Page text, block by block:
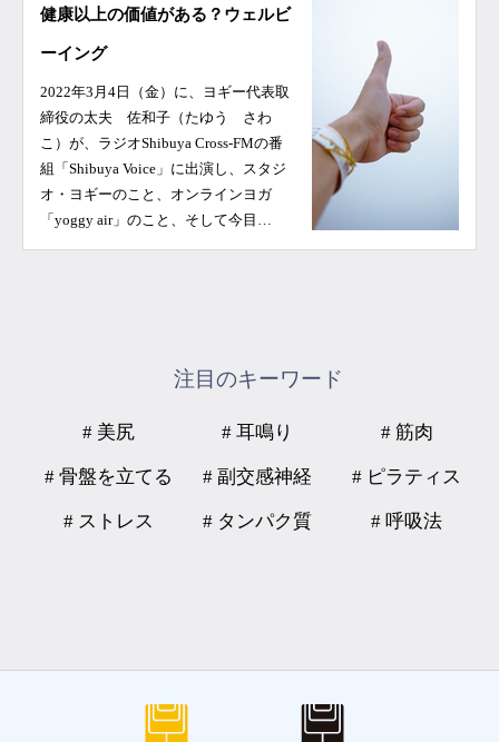
健康以上の価値がある？ウェルビ
ーイング
2022年3月4日（金）に、ヨギー代表取
締役の太夫 佐和子（たゆう さわ
こ）が、ラジオShibuya Cross-FMの番
組「Shibuya Voice」に出演し、スタジ
オ・ヨギーのこと、オンラインヨガ
「yoggy air」のこと、そして今目…
注目のキーワード
# 美尻 # 耳鳴り # 筋肉
# 骨盤を立てる # 副交感神経 # ピラティス
# ストレス # タンパク質 # 呼吸法